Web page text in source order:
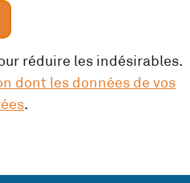
réduire les indésirables.
dont les données de vos
.